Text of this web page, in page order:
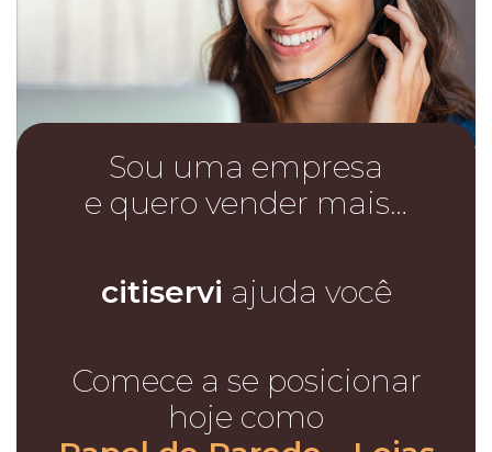
Sou uma empresa
e quero vender mais…
citiservi ajuda você
Comece a se posicionar
hoje como